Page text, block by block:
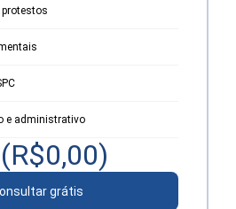
e administrativo
(R$0,00)
grátis